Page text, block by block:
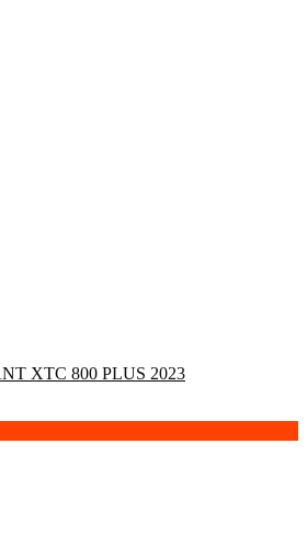
XTC 800 PLUS 2023